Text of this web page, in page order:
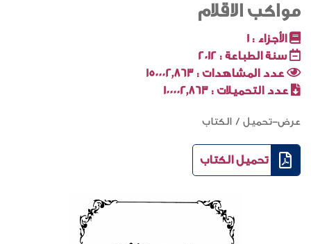
مواكب الاقلام
الأجزاء : 1
سنة الطباعة : 2012
عدد المشاهدات : 150002٬863
عدد التحميلات : 100002٬863
عرض-تحميل / الكتاب
تحميل الكتاب